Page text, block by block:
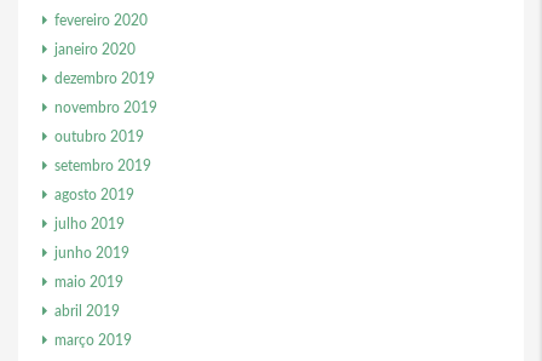
fevereiro 2020
janeiro 2020
dezembro 2019
novembro 2019
outubro 2019
setembro 2019
agosto 2019
julho 2019
junho 2019
maio 2019
abril 2019
março 2019